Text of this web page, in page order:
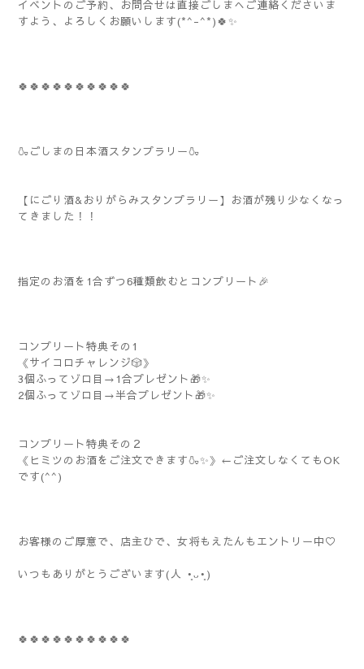
イベントのご予約、お問合せは直接ごしまへご連絡くださいま
すよう、よろしくお願いします(*^-^*)🍀✨️
🍀🍀🍀🍀🍀🍀🍀🍀🍀🍀
🍶ごしまの日本酒スタンプラリー🍶
【にごり酒&おりがらみスタンプラリー】お酒が残り少なくなっ
てきました！！
指定のお酒を1合ずつ6種類飲むとコンプリート🎉
コンプリート特典その1
《サイコロチャレンジ🎲》
3個ふってゾロ目→1合プレゼント🎁✨
2個ふってゾロ目→半合プレゼント🎁✨
コンプリート特典その２
《ヒミツのお酒をご注文できます🍶✨》←ご注文しなくてもOK
です(^^)
お客様のご厚意で、店主ひで、女将もえたんもエントリー中♡
いつもありがとうございます(⁠人⁠ ⁠•͈⁠ᴗ⁠•͈⁠)
🍀🍀🍀🍀🍀🍀🍀🍀🍀🍀